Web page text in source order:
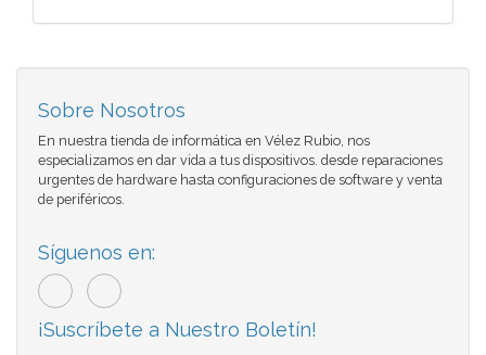
Sobre Nosotros
En nuestra tienda de informática en Vélez Rubio, nos
especializamos en dar vida a tus dispositivos. desde reparaciones
urgentes de hardware hasta configuraciones de software y venta
de periféricos.
Síguenos en:
¡Suscríbete a Nuestro Boletín!